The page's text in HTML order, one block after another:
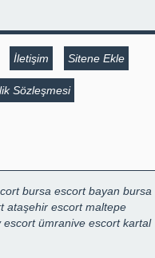
İletişim Sitene Ekle
Sözleşmesi
bursa escort bayan bursa
ataşehir escort maltepe
escort ümraniye escort kartal